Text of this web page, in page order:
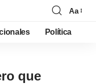
Aa
Política
que